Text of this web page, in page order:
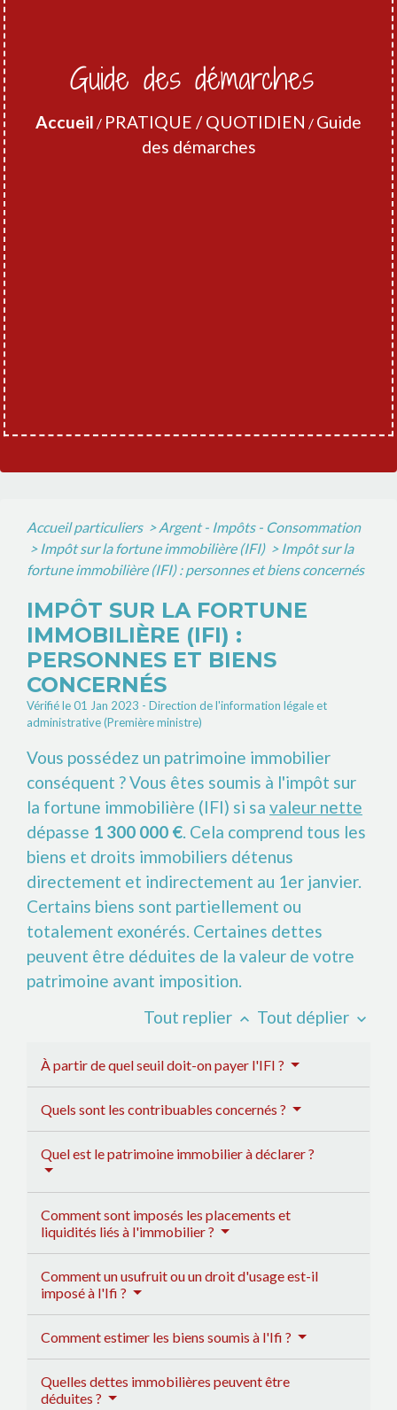
Guide des démarches
Accueil / PRATIQUE / QUOTIDIEN / Guide
des démarches
Accueil particuliers > Argent - Impôts - Consommation
> Impôt sur la fortune immobilière (IFI) > Impôt sur la
fortune immobilière (IFI) : personnes et biens concernés
IMPÔT SUR LA FORTUNE
IMMOBILIÈRE (IFI) :
PERSONNES ET BIENS
CONCERNÉS
Vérifié le 01 Jan 2023 - Direction de l'information légale et
administrative (Première ministre)
Vous possédez un patrimoine immobilier
conséquent ? Vous êtes soumis à l'impôt sur
la fortune immobilière (IFI) si sa valeur nette
dépasse 1 300 000 €. Cela comprend tous les
biens et droits immobiliers détenus
directement et indirectement au 1er janvier.
Certains biens sont partiellement ou
totalement exonérés. Certaines dettes
peuvent être déduites de la valeur de votre
patrimoine avant imposition.
Tout replier keyboard_arrow_up Tout déplier keyboard_arrow_down
À partir de quel seuil doit-on payer l'IFI ?
Quels sont les contribuables concernés ?
Quel est le patrimoine immobilier à déclarer ?
Comment sont imposés les placements et
liquidités liés à l'immobilier ?
Comment un usufruit ou un droit d'usage est-il
imposé à l'Ifi ?
Comment estimer les biens soumis à l'Ifi ?
Quelles dettes immobilières peuvent être
déduites ?